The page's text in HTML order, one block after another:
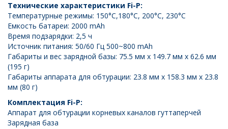
Технические характеристики Fi-P:
Температурные режимы: 150°C,180°C, 200°C, 230°C
Емкость батареи: 2000 mAh
Время подзарядки: 2,5 ч
Источник питания: 50/60 Гц 500~800 mAh
Габариты и вес зарядной базы: 75.5 мм x 149.7 мм x 62.6 мм
(195 г)
Габариты аппарата для обтурации: 23.8 мм x 158.3 мм x 23.8
мм (80 г)
Комплектация Fi-P:
Аппарат для обтурации корневых каналов гуттаперчей
Зарядная база